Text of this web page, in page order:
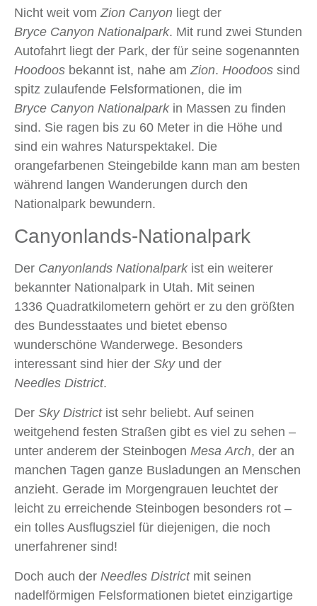
Nicht weit vom Zion Canyon liegt der
Bryce Canyon Nationalpark. Mit rund zwei Stunden
Autofahrt liegt der Park, der für seine sogenannten
Hoodoos bekannt ist, nahe am Zion. Hoodoos sind
spitz zulaufende Felsformationen, die im
Bryce Canyon Nationalparkin Massen zu finden
sind. Sie ragen bis zu 60 Meter in die Höhe und
sind ein wahres Naturspektakel. Die
orangefarbenen Steingebilde kann man am besten
während langen Wanderungen durch den
Nationalpark bewundern.
Canyonlands-Nationalpark
Der Canyonlands Nationalparkist ein weiterer
bekannter Nationalpark in Utah. Mit seinen
1336 Quadratkilometern gehört er zu den größten
des Bundesstaates und bietet ebenso
wunderschöne Wanderwege. Besonders
interessant sind hier der Skyund der
Needles District.
Der Sky Districtist sehr beliebt. Auf seinen
weitgehend festen Straßen gibt es viel zu sehen –
unter anderem der Steinbogen Mesa Arch, der an
manchen Tagen ganze Busladungen an Menschen
anzieht. Gerade im Morgengrauen leuchtet der
leicht zu erreichende Steinbogen besonders rot –
ein tolles Ausflugsziel für diejenigen, die noch
unerfahrener sind!
Doch auch der Needles Districtmit seinen
nadelförmigen Felsformationen bietet einzigartige